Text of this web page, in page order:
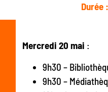
Durée
Mercredi 20 mai :
9h30 –
9h30 –